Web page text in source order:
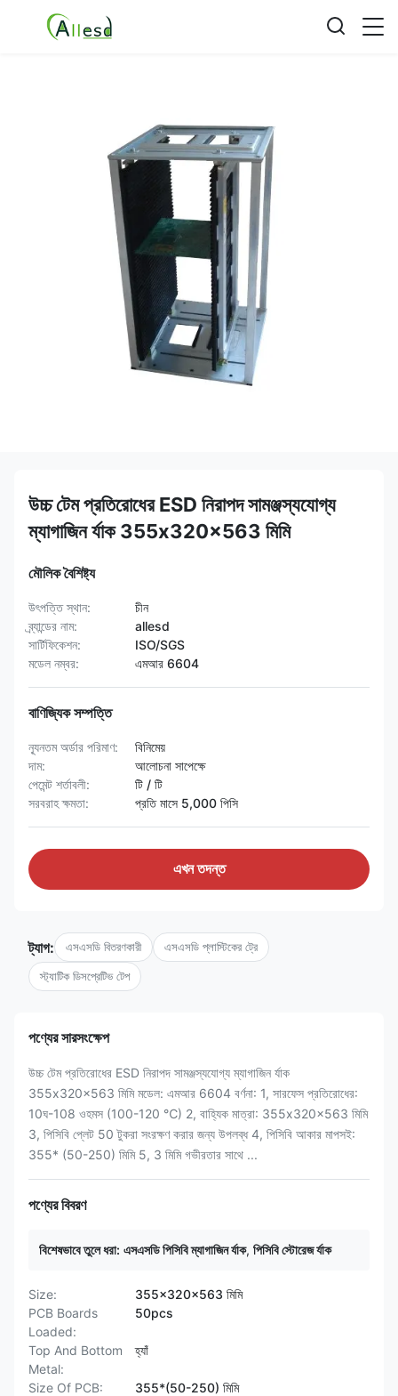
উচ্চ টেম প্রতিরোধের ESD নিরাপদ সামঞ্জস্যযোগ্য
ম্যাগাজিন র্যাক 355x320x563 মিমি
মৌলিক বৈশিষ্ট্য
উৎপত্তি স্থান:
চীন
ব্র্যান্ডের নাম:
allesd
সার্টিফিকেশন:
ISO/SGS
মডেল নম্বর:
এমআর 6604
বাণিজ্যিক সম্পত্তি
ন্যূনতম অর্ডার পরিমাণ:
বিনিমেয়
দাম:
আলোচনা সাপেক্ষে
পেমেন্ট শর্তাবলী:
টি / টি
সরবরাহ ক্ষমতা:
প্রতি মাসে 5,000 পিসি
এখন তদন্ত
ট্যাগ: এসএসডি বিতরণকারী এসএসডি প্লাস্টিকের ট্রে
স্ট্যাটিক ডিসপ্রেটিভ টেপ
পণ্যের সারসংক্ষেপ
উচ্চ টেম প্রতিরোধের ESD নিরাপদ সামঞ্জস্যযোগ্য ম্যাগাজিন র্যাক
355x320x563 মিমি মডেল: এমআর 6604 বর্ণনা: 1, সারফেস প্রতিরোধের:
10ঘ-108 ওহমস (100-120 ℃) 2, বাহ্যিক মাত্রা: 355x320x563 মিমি
3, পিসিবি প্লেট 50 টুকরা সংরক্ষণ করার জন্য উপলব্ধ 4, পিসিবি আকার মাপসই:
355* (50-250) মিমি 5, 3 মিমি গভীরতার সাথে ...
পণ্যের বিবরণ
বিশেষভাবে তুলে ধরা: এসএসডি পিসিবি ম্যাগাজিন র্যাক, পিসিবি স্টোরেজ র্যাক
Size:
355x320x563 মিমি
PCB Boards
Loaded:
50pcs
Top And Bottom
Metal:
হ্যাঁ
Size Of PCB:
355*(50-250) মিমি